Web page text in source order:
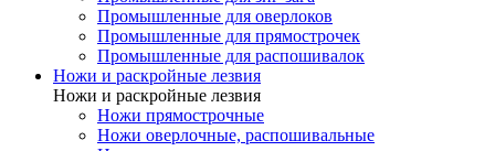
Промышленные для оверлоков
Промышленные для прямострочек
Промышленные для распошивалок
Ножи и раскройные лезвия
Ножи и раскройные лезвия
Ножи прямострочные
Ножи оверлочные, распошивальные